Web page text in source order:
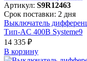
Артикул: S9R12463
Срок поставки: 2 дня
Выключатель
Тип-AC 400В Systeme9
14 335 ₽
В корзинy